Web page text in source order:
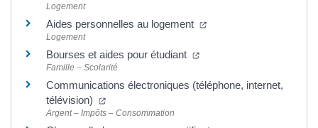
Logement
Aides personnelles au logement (ouverture dans un
Logement
Bourses et aides pour étudiant (ouverture dans un
Famille – Scolarité
Communications électroniques (téléphone, internet,
télévision)
(ouverture dans un nouvel onglet)
Argent – Impôts – Consommation